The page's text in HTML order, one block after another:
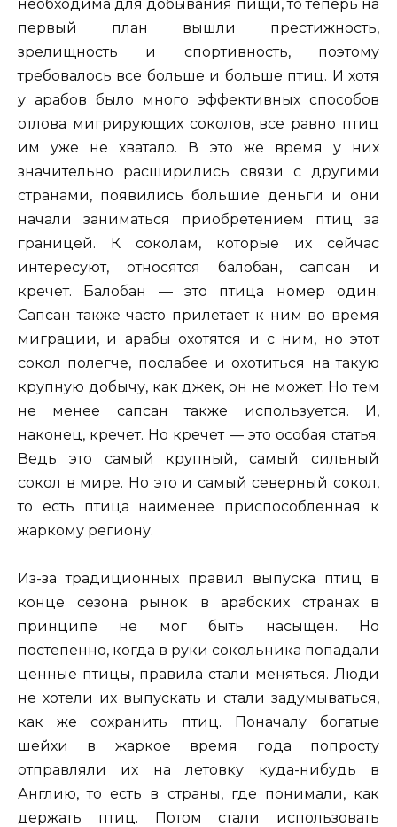
необходима для добывания пищи, то теперь на
первый план вышли престижность,
зрелищность и спортивность, поэтому
требовалось все больше и больше птиц. И хотя
у арабов было много эффективных способов
отлова мигрирующих соколов, все равно птиц
им уже не хватало. В это же время у них
значительно расширились связи с другими
странами, появились большие деньги и они
начали заниматься приобретением птиц за
границей. К соколам, которые их сейчас
интересуют, относятся балобан, сапсан и
кречет. Балобан — это птица номер один.
Сапсан также часто прилетает к ним во время
миграции, и арабы охотятся и с ним, но этот
сокол полегче, послабее и охотиться на такую
крупную добычу, как джек, он не может. Но тем
не менее сапсан также используется. И,
наконец, кречет. Но кречет — это особая статья.
Ведь это самый крупный, самый сильный
сокол в мире. Но это и самый северный сокол,
то есть птица наименее приспособленная к
жаркому региону.
Из-за традиционных правил выпуска птиц в
конце сезона рынок в арабских странах в
принципе не мог быть насыщен. Но
постепенно, когда в руки сокольника попадали
ценные птицы, правила стали меняться. Люди
не хотели их выпускать и стали задумываться,
как же сохранить птиц. Поначалу богатые
шейхи в жаркое время года попросту
отправляли их на летовку куда-нибудь в
Англию, то есть в страны, где понимали, как
держать птиц. Потом стали использовать